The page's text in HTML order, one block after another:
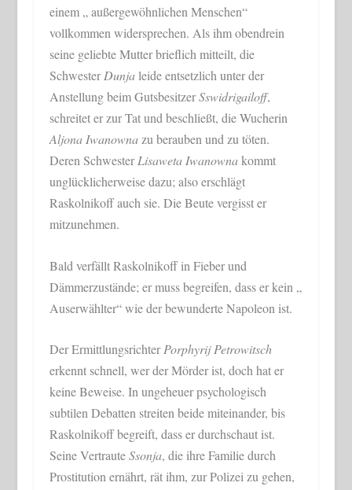
einem „ außergewöhnlichen Menschen“
vollkommen widersprechen. Als ihm obendrein
seine geliebte Mutter brieflich mitteilt, die
SchwesterDunjaleide entsetzlich unter der
Anstellung beim GutsbesitzerSswidrigailoff,
schreitet er zur Tat und beschließt, die Wucherin
Aljona Iwanownazu berauben und zu töten.
Deren SchwesterLisaweta Iwanownakommt
unglücklicherweise dazu; also erschlägt
Raskolnikoff auch sie. Die Beute vergisst er
mitzunehmen.
Bald verfällt Raskolnikoff in Fieber und
Dämmerzustände; er muss begreifen, dass er kein „
Auserwählter“ wie der bewunderte Napoleon ist.
Der ErmittlungsrichterPorphyrij Petrowitsch
erkennt schnell, wer der Mörder ist, doch hat er
keine Beweise. In ungeheuer psychologisch
subtilen Debatten streiten beide miteinander, bis
Raskolnikoff begreift, dass er durchschaut ist.
Seine VertrauteSsonja, die ihre Familie durch
Prostitution ernährt, rät ihm, zur Polizei zu gehen,